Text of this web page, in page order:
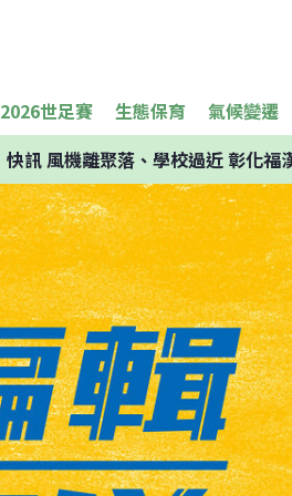
2026世足賽 生態保育 氣候變遷
快訊風機離聚落、學校過近 彰化福